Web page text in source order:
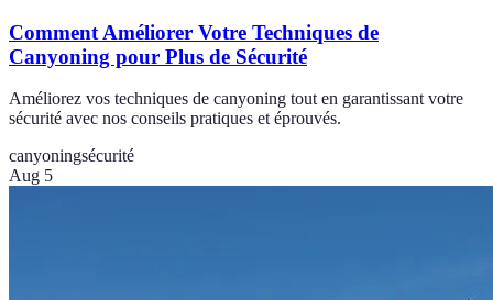
Comment Améliorer Votre Techniques de
Canyoning pour Plus de Sécurité
Améliorez vos techniques de canyoning tout en garantissant votre
sécurité avec nos conseils pratiques et éprouvés.
canyoningsécurité
Aug 5